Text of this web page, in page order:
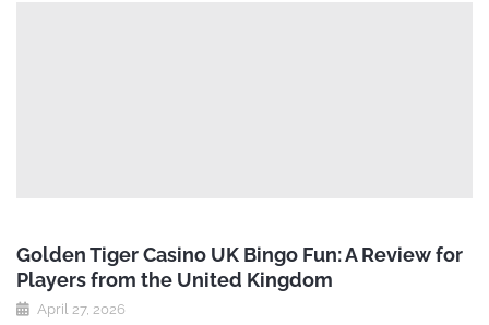
Golden Tiger Casino UK Bingo Fun: A Review for
Players from the United Kingdom
April 27, 2026